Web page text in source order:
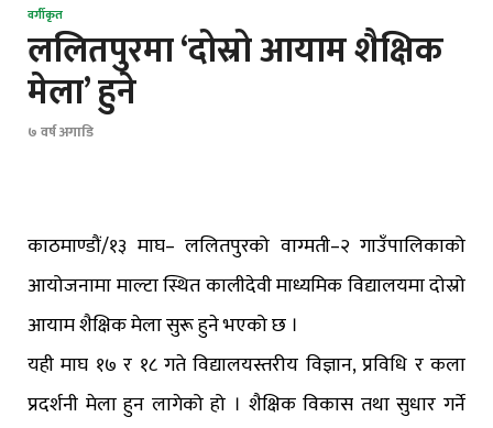
वर्गीकृत
ललितपुरमा ‘दोस्रो आयाम शैक्षिक
मेला’ हुने
७ वर्ष अगाडि
काठमाण्डौं/१३ माघ– ललितपुरको वाग्मती–२ गाउँपालिकाको
आयोजनामा माल्टा स्थित कालीदेवी माध्यमिक विद्यालयमा दोस्रो
आयाम शैक्षिक मेला सुरू हुने भएको छ ।
यही माघ १७ र १८ गते विद्यालयस्तरीय विज्ञान, प्रविधि र कला
प्रदर्शनी मेला हुन लागेको हो । शैक्षिक विकास तथा सुधार गर्ने